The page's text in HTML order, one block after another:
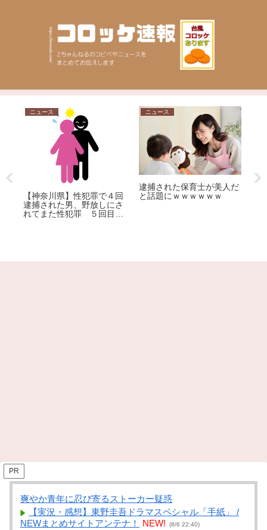
ニュース
【神奈川県】性犯罪で４回
逮捕された男、野放しにさ
れてまた性犯罪 ５回目の
ニュース
逮捕された保育士が美人だ
と話題にｗｗｗｗｗｗ
【
PR
爽やか青年に忍び寄るストーカー疑惑
【実況・感想】東野圭吾ドラマスペシャル「手紙」 /
NEWまとめサイトアンテナ！
NEW! (8/6 22:40)